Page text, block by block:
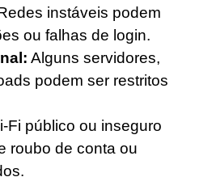
instáveis podem
ou falhas de login.
Alguns servidores,
podem ser restritos
Fi público ou inseguro
roubo de conta ou